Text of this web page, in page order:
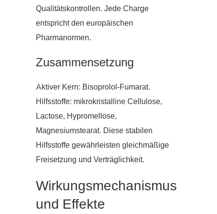
Qualitätskontrollen. Jede Charge
entspricht den europäischen
Pharmanormen.
Zusammensetzung
Aktiver Kern: Bisoprolol-Fumarat.
Hilfsstoffe: mikrokristalline Cellulose,
Lactose, Hypromellose,
Magnesiumstearat. Diese stabilen
Hilfsstoffe gewährleisten gleichmäßige
Freisetzung und Verträglichkeit.
Wirkungsmechanismus
und Effekte